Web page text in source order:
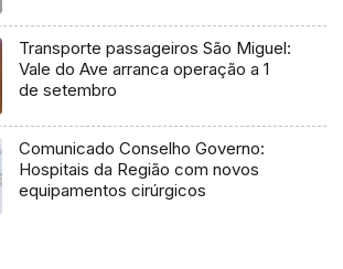
Transporte passageiros São Miguel:
Vale do Ave arranca operação a 1
de setembro
Comunicado Conselho Governo:
Hospitais da Região com novos
equipamentos cirúrgicos